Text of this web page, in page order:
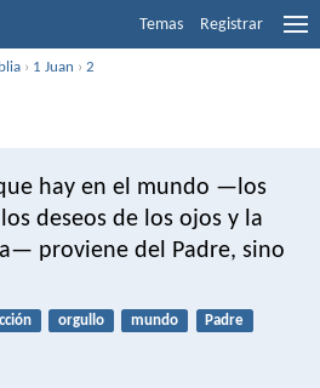
Temas Registrar
› 1 Juan ›2
hay en el mundo —los
deseos de los ojos y la
proviene del Padre, sino
orgullo mundo Padre